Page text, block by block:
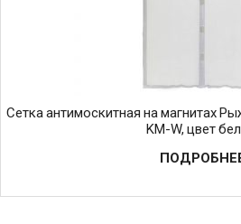
Сетка антимоскитная на магнитах
KM-W, цвет